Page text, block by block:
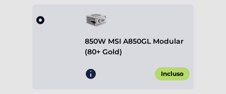
850W MSI A850GL Modular
(80+ Gold)
Incluso